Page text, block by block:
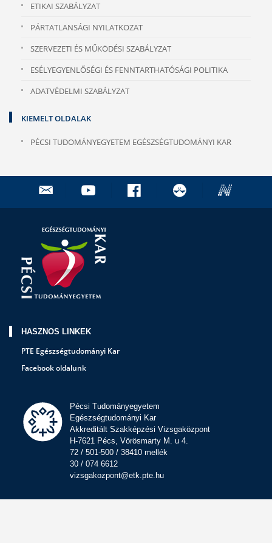
ETIKAI SZABÁLYZAT
PÁRTATLANSÁGI NYILATKOZAT
SZERVEZETI ÉS MŰKÖDÉSI SZABÁLYZAT
ESÉLYEGYENLŐSÉGI ÉS FENNTARTHATÓSÁGI POLITIKA
ADATVÉDELMI SZABÁLYZAT
KIEMELT OLDALAK
PÉCSI TUDOMÁNYEGYETEM EGÉSZSÉGTUDOMÁNYI KAR
HASZNOS LINKEK
PTE Egészségtudományi Kar
Facebook oldalunk
Pécsi Tudományegyetem
Egészségtudományi Kar
Akkreditált Szakképzési Vizsgaközpont
H-7621 Pécs, Vörösmarty M. u 4.
72 / 501-500 / 38410 mellék
30 / 074 6612
vizsgakozpont@etk.pte.hu